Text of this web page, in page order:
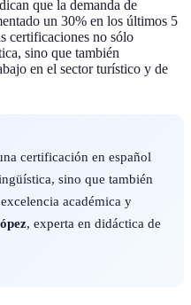
que la demanda de
un 30% en los últimos 5
certificaciones no sólo
sino que también
en el sector turístico y de
certificación en español
sino que también
académica y
, experta en didáctica de